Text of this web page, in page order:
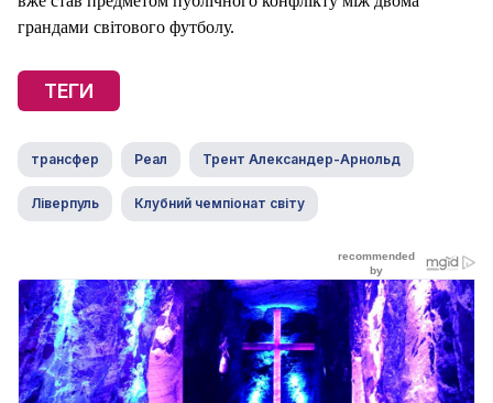
грандами світового футболу.
ТЕГИ
трансфер Реал Трент Александер-Арнольд
Ліверпуль Клубний чемпіонат світу